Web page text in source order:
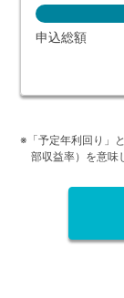
申込総額
※「予定年利回り」
部収益率）を意味